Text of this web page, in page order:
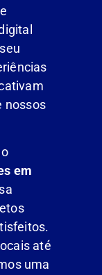
nossos
em
até
uma